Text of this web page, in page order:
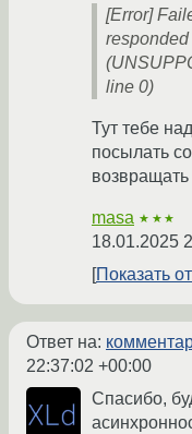
[Error]
line 0)
Тут тебе
посылать
возвращать
masa ★★★
18.01.2025
Показать
Ответ на:
22:37:02 +00:00
Спасибо,